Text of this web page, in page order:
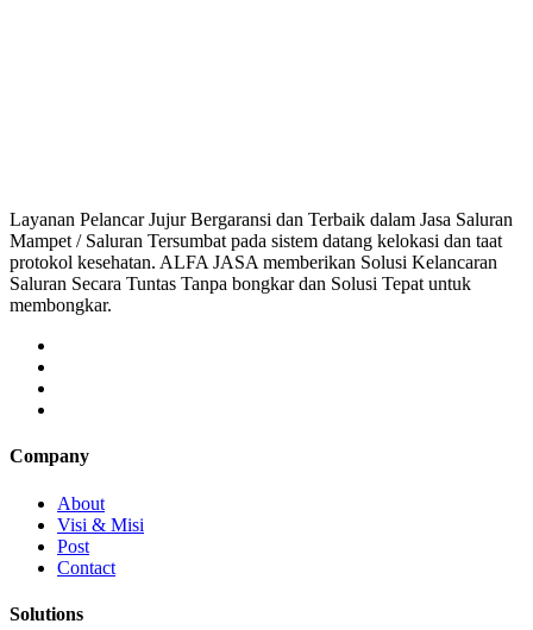
Layanan Pelancar Jujur Bergaransi dan Terbaik dalam Jasa Saluran
Mampet / Saluran Tersumbat pada sistem datang kelokasi dan taat
protokol kesehatan. ALFA JASA memberikan Solusi Kelancaran
Saluran Secara Tuntas Tanpa bongkar dan Solusi Tepat untuk
membongkar.
Company
About
Visi & Misi
Post
Contact
Solutions